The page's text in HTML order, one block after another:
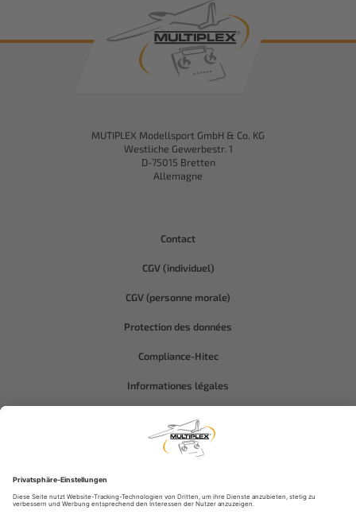
MUTIPLEX Modellsport GmbH & Co. KG
Westliche Gewerbestr. 1
D-75015 Bretten
Allemagne
Contact
CGV (individuel)
CGV (personne morale)
Protection des données
Compliance-Hitec
Informationes légales